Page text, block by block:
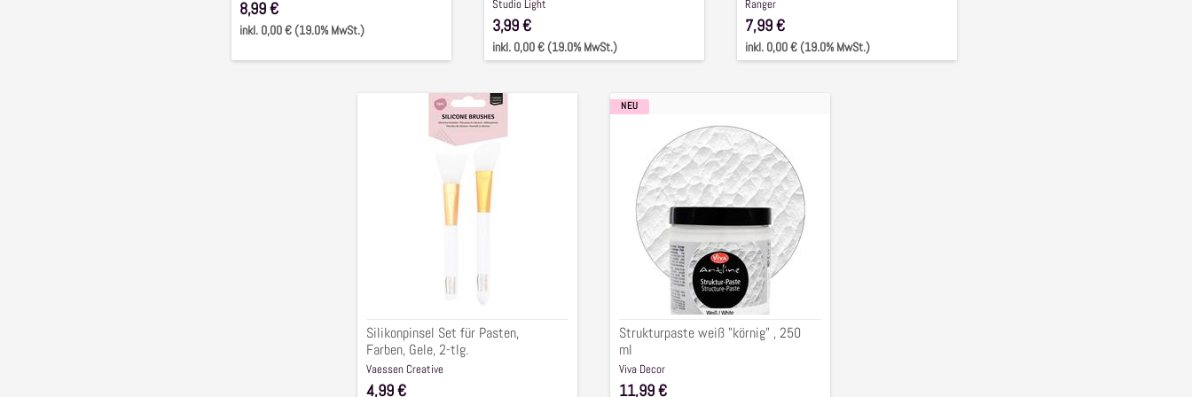
8,99 €
inkl. 0,00 € (19.0% MwSt.)
Studio Light
3,99 €
inkl. 0,00 € (19.0% MwSt.)
Ranger
7,99 €
inkl. 0,00 € (19.0% MwSt.)
Silikonpinsel
Silikonpinsel Set für Pasten,
Farben, Gele, 2-tlg.
Vaessen Creative
4,99 €
Strukturpaste
"körnig"
250
NEU
Strukturpaste weiß "körnig" , 250
ml
Viva Decor
11,99 €